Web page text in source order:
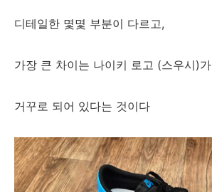
디테일한 몇몇 부분이 다르고,
가장 큰 차이는 나이키 로고 (스우시)가
거꾸로 되어 있다는 것이다